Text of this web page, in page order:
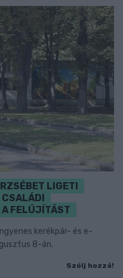
LIGETI
A FELÚJÍTÁST
kerékpár- és e-
8-án.
Szólj hozzá!